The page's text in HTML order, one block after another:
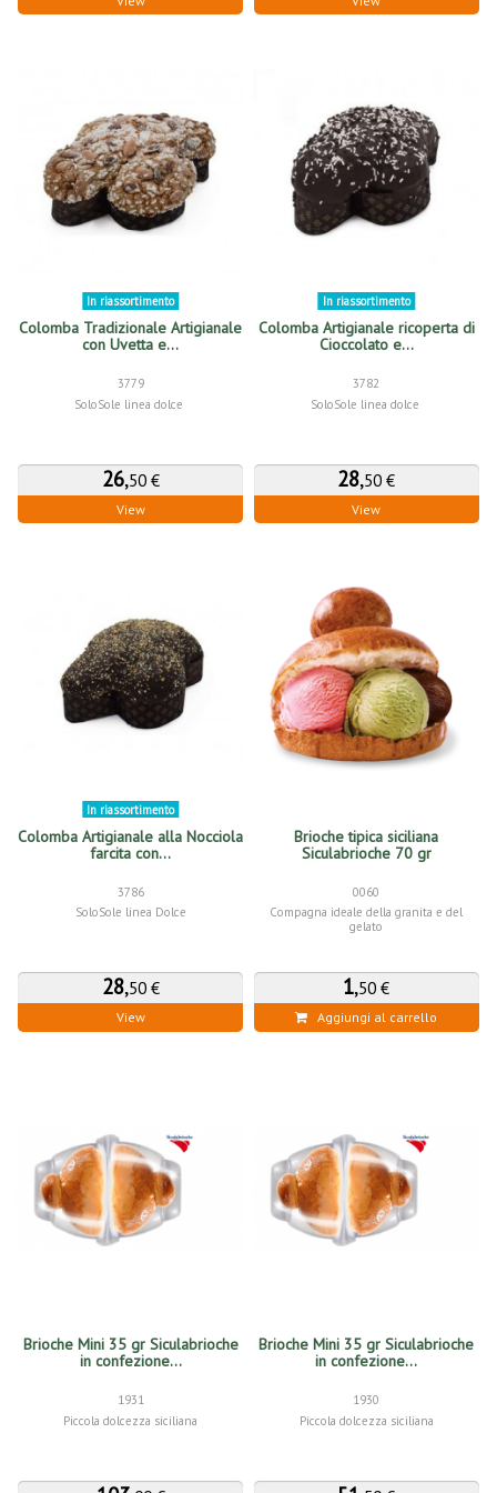
In riassortimento
Colomba Tradizionale Artigianale
con Uvetta e...
3779
SoloSole linea dolce
26,50 €
View
In riassortimento
Colomba Artigianale ricoperta di
Cioccolato e...
3782
SoloSole linea dolce
28,50 €
View
In riassortimento
Colomba Artigianale alla Nocciola
farcita con...
3786
SoloSole linea Dolce
28,50 €
View
Brioche tipica siciliana
Siculabrioche 70 gr
0060
Compagna ideale della granita e del
gelato
1,50 €
Aggiungi al carrello
Brioche Mini 35 gr Siculabrioche
in confezione...
1931
Piccola dolcezza siciliana
Brioche Mini 35 gr Siculabrioche
in confezione...
1930
Piccola dolcezza siciliana